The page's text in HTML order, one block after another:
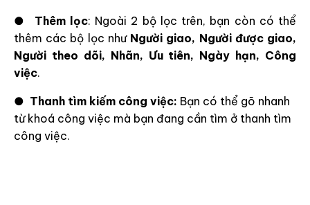
● Thêm lọc: Ngoài 2 bộ lọc trên, bạn còn có thể
thêm các bộ lọc như Người giao, Người được giao,
Người theo dõi, Nhãn, Ưu tiên, Ngày hạn, Công
việc.
● Thanh tìm kiếm công việc: Bạn có thể gõ nhanh
từ khoá công việc mà bạn đang cần tìm ở thanh tìm
công việc.